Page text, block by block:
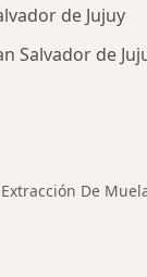
de Jujuy
Salvador de
Extracción De